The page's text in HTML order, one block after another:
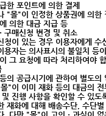
한 포인트에 의한 결제
"몰"이 인정한 상품권에 의한
의한 대금 지급 등
구매신청 변경 및 취소
청이 있는 경우 이용자에게 수
용자는 의사표시의 불일치
그 요청에 따라 처리하여야
의 공급시기에 관하여 별도
"이 이미 재화 등의 대금의
진행 사항을 확인할 수 있도
재화에 대해 배송수단, 수단